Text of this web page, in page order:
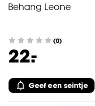
Behang Leone
(0)
22.
-
Geef een seintje